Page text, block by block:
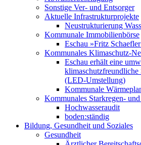
Sonstige Ver- und Entsorger
Aktuelle Infrastrukturprojekte
Neustrukturierung
Kommunale Immobilienbörse
Eschau »Fritz
Kommunales Klimaschutz-
Eschau erhält eine
klimaschutzfreundliche
(LED-Umstellung)
Kommunale
Kommunales Starkregen-
Hochwasseraudit
boden:ständig
Bildung, Gesundheit und Soziales
Gesundheit